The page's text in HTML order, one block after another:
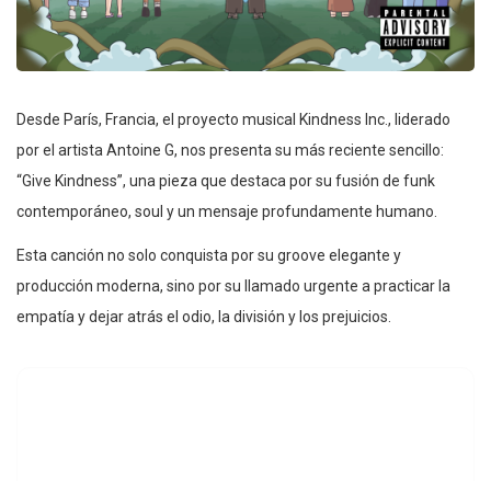
Desde París, Francia, el proyecto musical Kindness Inc., liderado
por el artista Antoine G, nos presenta su más reciente sencillo:
“Give Kindness”, una pieza que destaca por su fusión de funk
contemporáneo, soul y un mensaje profundamente humano.
Esta canción no solo conquista por su groove elegante y
producción moderna, sino por su llamado urgente a practicar la
empatía y dejar atrás el odio, la división y los prejuicios.